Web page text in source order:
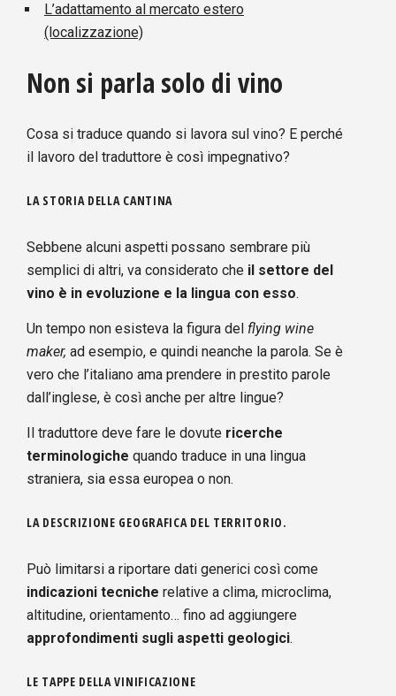
L’adattamento al mercato estero
(localizzazione)
Non si parla solo di vino
Cosa si traduce quando si lavora sul vino? E perché
il lavoro del traduttore è così impegnativo?
LA STORIA DELLA CANTINA
Sebbene alcuni aspetti possano sembrare più
semplici di altri, va considerato che il settore del
vino è in evoluzione e la lingua con esso.
Un tempo non esisteva la figura del flying wine
maker, ad esempio, e quindi neanche la parola. Se è
vero che l’italiano ama prendere in prestito parole
dall’inglese, è così anche per altre lingue?
Il traduttore deve fare le dovute ricerche
terminologiche quando traduce in una lingua
straniera, sia essa europea o non.
LA DESCRIZIONE GEOGRAFICA DEL TERRITORIO.
Può limitarsi a riportare dati generici così come
indicazioni tecniche relative a clima, microclima,
altitudine, orientamento… fino ad aggiungere
approfondimenti sugli aspetti geologici.
LE TAPPE DELLA VINIFICAZIONE